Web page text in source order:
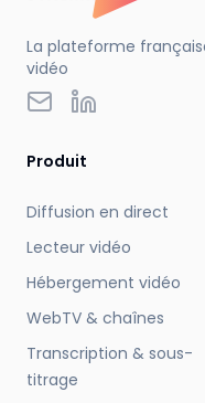
La plateforme
vidéo
Email
LinkedIn
Produit
Diffusion en direct
Lecteur vidéo
Hébergement vidéo
WebTV & chaînes
Transcription & sous-
titrage